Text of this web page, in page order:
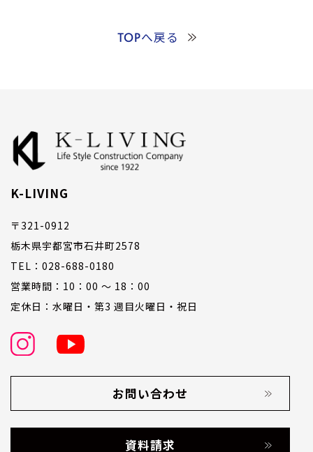
TOPへ戻る
K-LIVING
〒321-0912
栃木県宇都宮市石井町2578
TEL：028-688-0180
営業時間：10：00 ～ 18：00
定休日：水曜日・第3 週目火曜日・祝日
お問い合わせ
資料請求